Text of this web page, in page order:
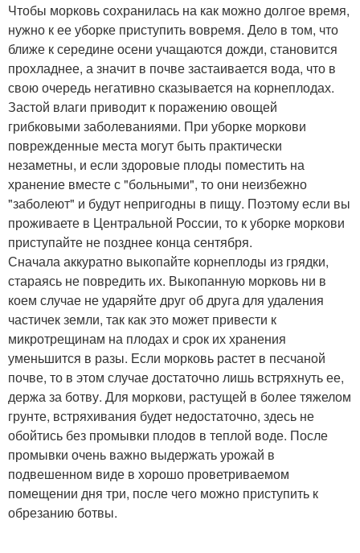
Чтобы морковь сохранилась на как можно долгое время,
нужно к ее уборке приступить вовремя. Дело в том, что
ближе к середине осени учащаются дожди, становится
прохладнее, а значит в почве застаивается вода, что в
свою очередь негативно сказывается на корнеплодах.
Застой влаги приводит к поражению овощей
грибковыми заболеваниями. При уборке моркови
поврежденные места могут быть практически
незаметны, и если здоровые плоды поместить на
хранение вместе с "больными", то они неизбежно
"заболеют" и будут непригодны в пищу. Поэтому если вы
проживаете в Центральной России, то к уборке моркови
приступайте не позднее конца сентября.
Сначала аккуратно выкопайте корнеплоды из грядки,
стараясь не повредить их. Выкопанную морковь ни в
коем случае не ударяйте друг об друга для удаления
частичек земли, так как это может привести к
микротрещинам на плодах и срок их хранения
уменьшится в разы. Если морковь растет в песчаной
почве, то в этом случае достаточно лишь встряхнуть ее,
держа за ботву. Для моркови, растущей в более тяжелом
грунте, встряхивания будет недостаточно, здесь не
обойтись без промывки плодов в теплой воде. После
промывки очень важно выдержать урожай в
подвешенном виде в хорошо проветриваемом
помещении дня три, после чего можно приступить к
обрезанию ботвы.